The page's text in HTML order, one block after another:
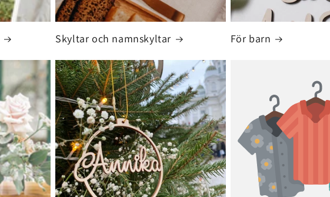
Skyltar och namnskyltar För barn